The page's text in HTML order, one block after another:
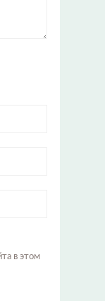
в этом